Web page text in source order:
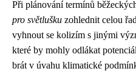
Při plánování termínů
pro světlušku zohlednit celou
vyhnout se kolizím s jinými
které by mohly odlákat
brát v úvahu klimatické